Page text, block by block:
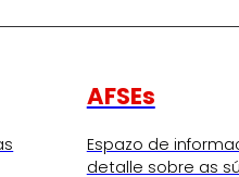
AFSEs
Espazo de
detalle sobre as